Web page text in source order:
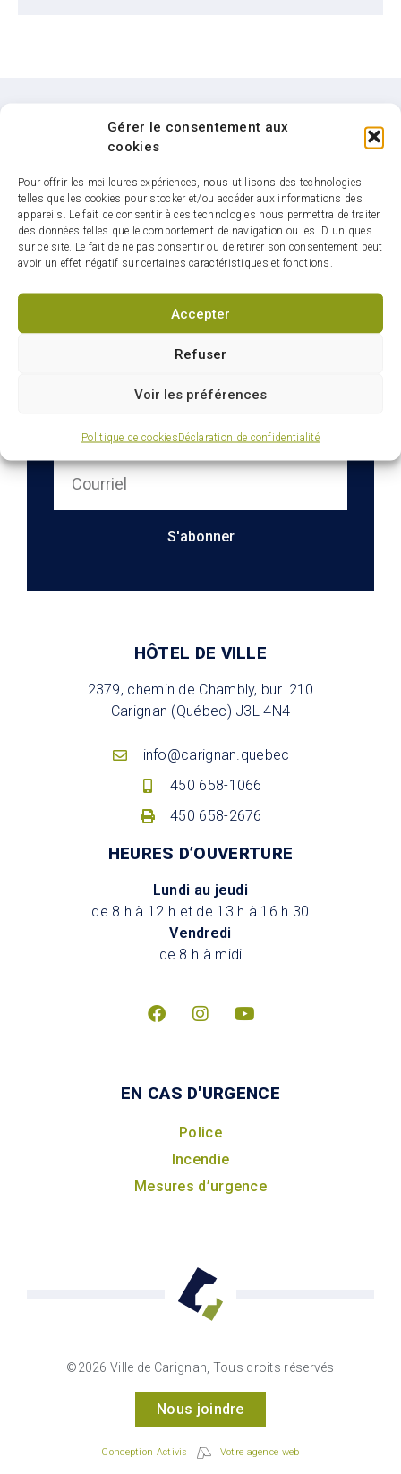
Gérer le consentement aux
cookies
Pour offrir les meilleures expériences, nous utilisons des technologies
telles que les cookies pour stocker et/ou accéder aux informations des
appareils. Le fait de consentir à ces technologies nous permettra de traiter
des données telles que le comportement de navigation ou les ID uniques
sur ce site. Le fait de ne pas consentir ou de retirer son consentement peut
avoir un effet négatif sur certaines caractéristiques et fonctions.
Accepter
Refuser
Voir les préférences
Politique de cookiesDéclaration de confidentialité
Besoin d'aide ?
Si vous avez encore des questions,
n’hésitez pas à nous contacter
Nous joindre
Infolettre : restez
connectés sur votre ville
S'abonner
HÔTEL DE VILLE
2379, chemin de Chambly, bur. 210
Carignan (Québec) J3L 4N4
info@carignan.quebec
450 658-1066
450 658-2676
HEURES D’OUVERTURE
Lundi au jeudi
de 8 h à 12 h et de 13 h à 16 h 30
Vendredi
de 8 h à midi
EN CAS D'URGENCE
Police
Incendie
Mesures d’urgence
©2026 Ville de Carignan, Tous droits réservés
Nous joindre
Conception Activis Votre agence web